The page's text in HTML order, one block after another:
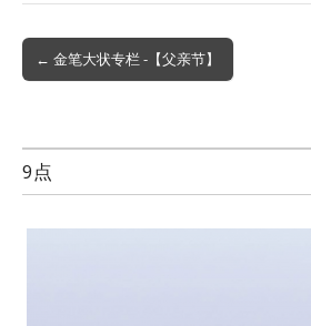
Post
navigation
← 金笔大状专栏 -【父亲节】
9点